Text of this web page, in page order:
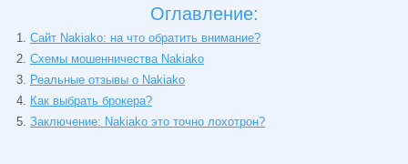
Оглавление:
Сайт Nakiako: на что обратить внимание?
Схемы мошенничества Nakiako
Реальные отзывы о Nakiako
Как выбрать брокера?
Заключение: Nakiako это точно лохотрон?